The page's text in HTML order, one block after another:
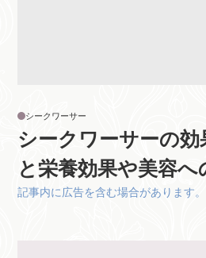
シークワーサーの
と栄養効果や美容へ
記事内に広告を含む場合があります。
シークワーサー